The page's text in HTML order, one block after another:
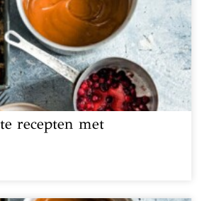
recepten met